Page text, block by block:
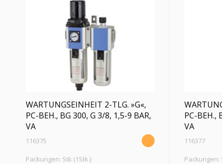
WARTUNGSEINHEIT 2-TLG. »G«,
PC-BEH., BG 300, G 3/8, 1,5-9 BAR,
VA
116375
Packungen: Stk (1Stk.)
PC-BEH.,
VA
116377
Packungen: